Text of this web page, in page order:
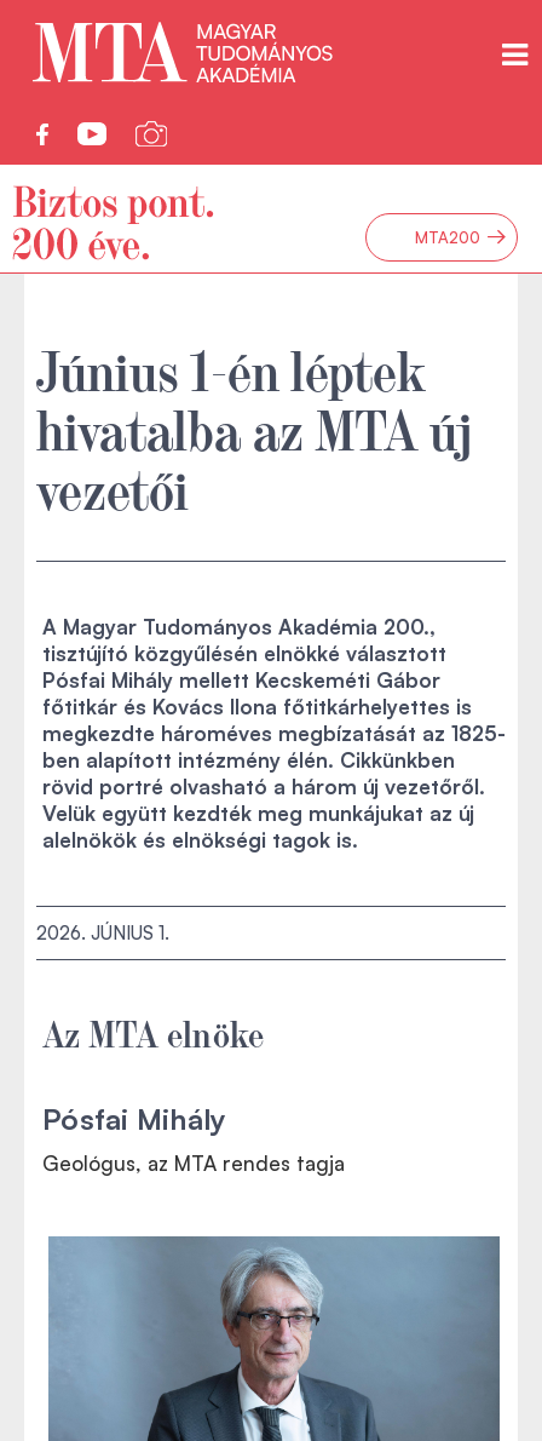
MTA200 →
Június 1-én léptek
hivatalba az MTA új
vezetői
A Magyar Tudományos Akadémia 200.,
tisztújító közgyűlésén elnökké választott
Pósfai Mihály mellett Kecskeméti Gábor
főtitkár és Kovács Ilona főtitkárhelyettes is
megkezdte hároméves megbízatását az 1825-
ben alapított intézmény élén. Cikkünkben
rövid portré olvasható a három új vezetőről.
Velük együtt kezdték meg munkájukat az új
alelnökök és elnökségi tagok is.
2026. JÚNIUS 1.
Az MTA elnöke
Pósfai Mihály
Geológus, az MTA rendes tagja